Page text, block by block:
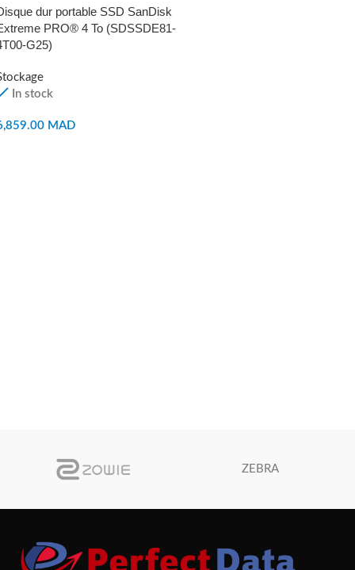
dur portable SSD SanDisk
PRO® 4 To (SDSSDE81-
G25)
In stock
MAD
ZEBRA